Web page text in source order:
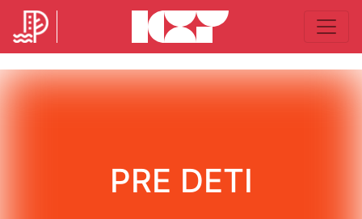
PRE DETI